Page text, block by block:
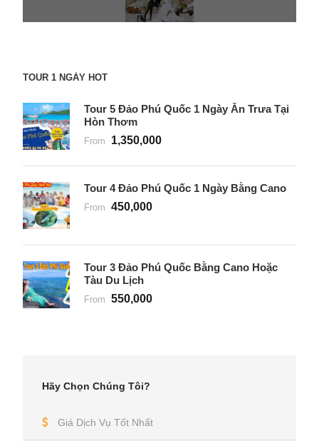
TOUR 1 NGÀY HOT
Tour 5 Đảo Phú Quốc 1 Ngày Ăn Trưa Tại
Hòn Thơm
From 1,350,000
Tour 4 Đảo Phú Quốc 1 Ngày Bằng Cano
From 450,000
Tour 3 Đảo Phú Quốc Bằng Cano Hoặc
Tàu Du Lịch
From 550,000
Hãy Chọn Chúng Tôi?
Giá Dịch Vụ Tốt Nhất